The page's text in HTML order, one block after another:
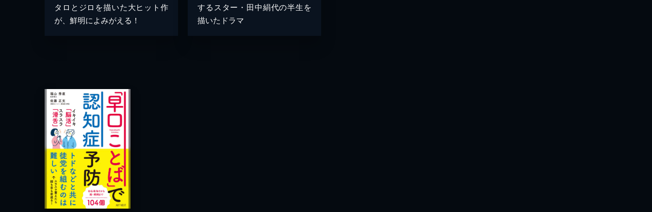
タロとジロを描いた大ヒット作
が、鮮明によみがえる！
するスター・田中絹代の半生を
描いたドラマ